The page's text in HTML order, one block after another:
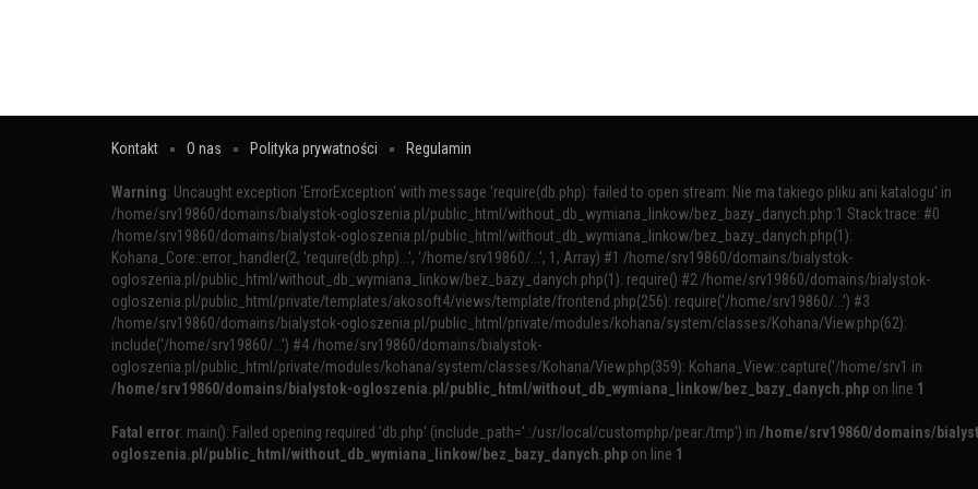
Kontakt O nas Polityka prywatności Regulamin
Warning: Uncaught exception 'ErrorException' with message 'require(db.php): failed to open stream: Nie ma takiego pliku ani katalogu' in
/home/srv19860/domains/bialystok-ogloszenia.pl/public_html/without_db_wymiana_linkow/bez_bazy_danych.php:1 Stack trace: #0
/home/srv19860/domains/bialystok-ogloszenia.pl/public_html/without_db_wymiana_linkow/bez_bazy_danych.php(1):
Kohana_Core::error_handler(2, 'require(db.php)...', '/home/srv19860/...', 1, Array) #1 /home/srv19860/domains/bialystok-
ogloszenia.pl/public_html/without_db_wymiana_linkow/bez_bazy_danych.php(1): require() #2 /home/srv19860/domains/bialystok-
ogloszenia.pl/public_html/private/templates/akosoft4/views/template/frontend.php(256): require('/home/srv19860/...') #3
/home/srv19860/domains/bialystok-ogloszenia.pl/public_html/private/modules/kohana/system/classes/Kohana/View.php(62):
include('/home/srv19860/...') #4 /home/srv19860/domains/bialystok-
ogloszenia.pl/public_html/private/modules/kohana/system/classes/Kohana/View.php(359): Kohana_View::capture('/home/srv1 in
/home/srv19860/domains/bialystok-ogloszenia.pl/public_html/without_db_wymiana_linkow/bez_bazy_danych.php on line 1
Fatal error: main(): Failed opening required 'db.php' (include_path='.:/usr/local/customphp/pear:/tmp') in /home/srv19860/domains/
ogloszenia.pl/public_html/without_db_wymiana_linkow/bez_bazy_danych.php on line 1